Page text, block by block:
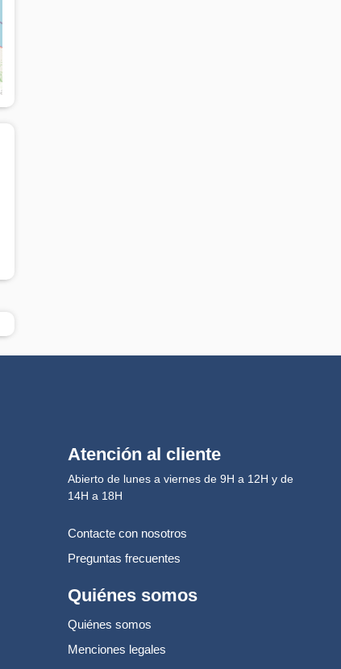
Atención al cliente
Abierto de lunes a viernes de 9H a 12H y de
14H a 18H
Contacte con nosotros
Preguntas frecuentes
Quiénes somos
Quiénes somos
Menciones legales